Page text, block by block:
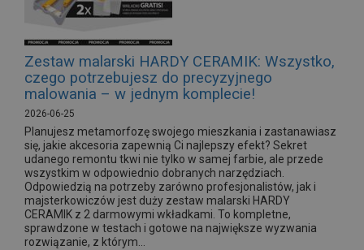
Zestaw malarski HARDY CERAMIK: Wszystko,
czego potrzebujesz do precyzyjnego
malowania – w jednym komplecie!
2026-06-25
Planujesz metamorfozę swojego mieszkania i zastanawiasz
się, jakie akcesoria zapewnią Ci najlepszy efekt? Sekret
udanego remontu tkwi nie tylko w samej farbie, ale przede
wszystkim w odpowiednio dobranych narzędziach.
Odpowiedzią na potrzeby zarówno profesjonalistów, jak i
majsterkowiczów jest duży zestaw malarski HARDY
CERAMIK z 2 darmowymi wkładkami. To kompletne,
sprawdzone w testach i gotowe na największe wyzwania
rozwiązanie, z którym...